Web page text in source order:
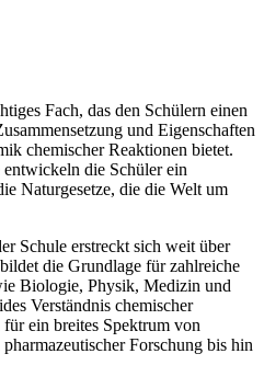
Fach, das den Schülern einen
und Eigenschaften
chemischer Reaktionen bietet.
die Schüler ein
Naturgesetze, die die Welt um
Schule erstreckt sich weit über
die Grundlage für zahlreiche
Biologie, Physik, Medizin und
Verständnis chemischer
ein breites Spektrum von
Forschung bis hin